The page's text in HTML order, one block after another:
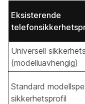
Eksisterende
Universell
(modelluavhengig)
Standard
sikkerhetsprofil